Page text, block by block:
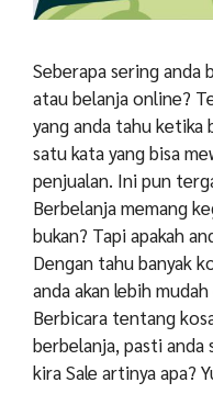
Seberapa sering anda
atau belanja online?
yang anda tahu ketika
satu kata yang bisa
penjualan. Ini pun
Berbelanja memang
bukan? Tapi apakah
Dengan tahu banyak
anda akan lebih
Berbicara tentang
berbelanja, pasti anda
kira Sale artinya apa?